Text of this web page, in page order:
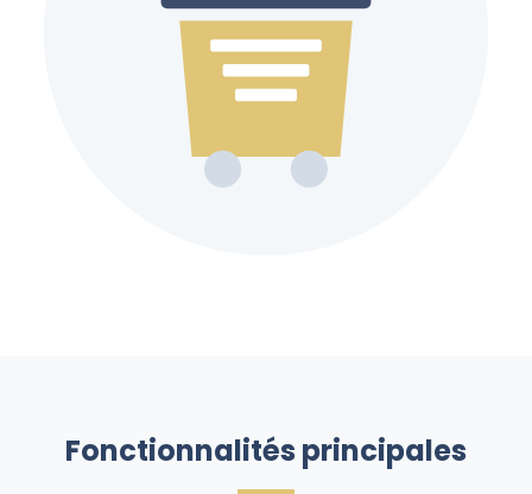
Fonctionnalités principales